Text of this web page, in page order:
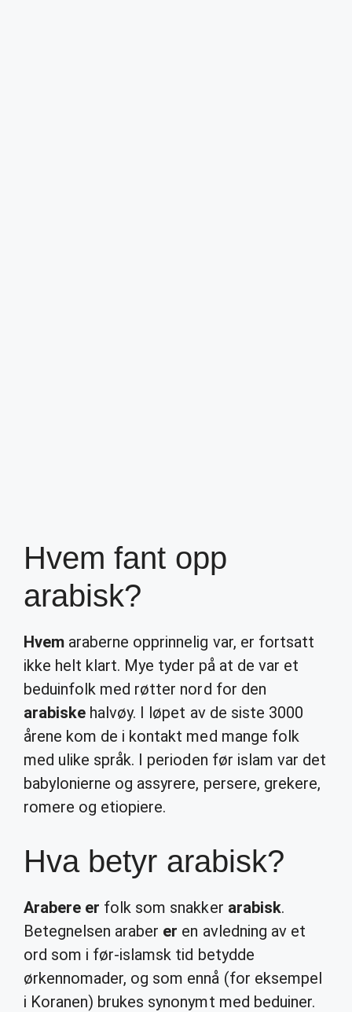
Hvem fant opp
arabisk?
Hvem araberne opprinnelig var, er fortsatt
ikke helt klart. Mye tyder på at de var et
beduinfolk med røtter nord for den
arabiske halvøy. I løpet av de siste 3000
årene kom de i kontakt med mange folk
med ulike språk. I perioden før islam var det
babylonierne og assyrere, persere, grekere,
romere og etiopiere.
Hva betyr arabisk?
Arabere er folk som snakker arabisk.
Betegnelsen araber er en avledning av et
ord som i før-islamsk tid betydde
ørkennomader, og som ennå (for eksempel
i Koranen) brukes synonymt med beduiner.